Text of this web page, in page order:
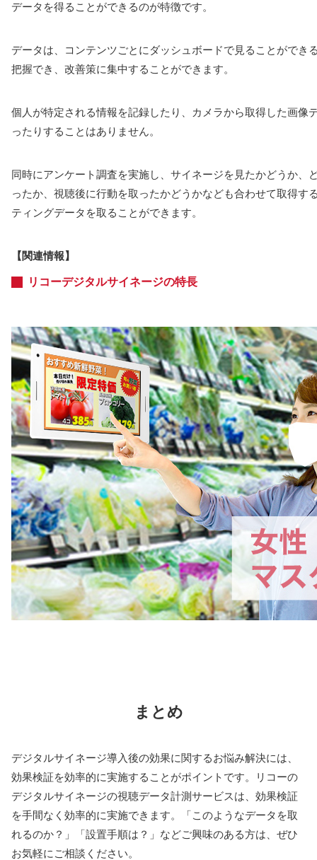
データを得ることができるのが特徴です。
データは、コンテンツごとにダッシュボードで見ることができ
把握でき、改善策に集中することができます。
個人が特定される情報を記録したり、カメラから取得した画像
ったりすることはありません。
同時にアンケート調査を実施し、サイネージを見たかどうか、
ったか、視聴後に行動を取ったかどうかなども合わせて取得す
ティングデータを取ることができます。
【関連情報】
リコーデジタルサイネージの特長
まとめ
デジタルサイネージ導入後の効果に関するお悩み解決には、
効果検証を効率的に実施することがポイントです。リコーの
デジタルサイネージの視聴データ計測サービスは、効果検証
を手間なく効率的に実施できます。「このようなデータを取
れるのか？」「設置手順は？」などご興味のある方は、ぜひ
お気軽にご相談ください。